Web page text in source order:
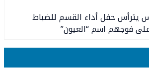
يترأس حفل أداء القسم للضباط
فوجهم اسم “العيون”